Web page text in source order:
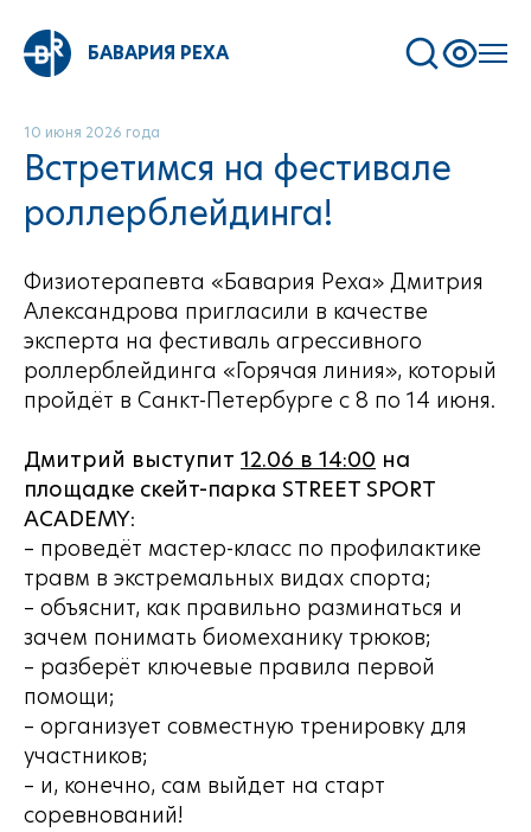
БАВАРИЯ РЕХА
10 июня 2026 года
Встретимся на фестивале
роллерблейдинга!
Физиотерапевта «Бавария Реха» Дмитрия
Александрова пригласили в качестве
эксперта на фестиваль агрессивного
роллерблейдинга «Горячая линия», который
пройдёт в Санкт-Петербурге с 8 по 14 июня.
Дмитрий выступит 12.06 в 14:00 на
площадке скейт-парка STREET SPORT
ACADEMY:
– проведёт мастер-класс по профилактике
травм в экстремальных видах спорта;
– объяснит, как правильно разминаться и
зачем понимать биомеханику трюков;
– разберёт ключевые правила первой
помощи;
– организует совместную тренировку для
участников;
– и, конечно, сам выйдет на старт
соревнований!